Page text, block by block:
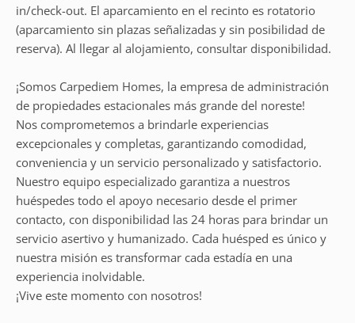
in/check-out. El aparcamiento en el recinto es rotatorio
(aparcamiento sin plazas señalizadas y sin posibilidad de
reserva). Al llegar al alojamiento, consultar disponibilidad.
¡Somos Carpediem Homes, la empresa de administración
de propiedades estacionales más grande del noreste!
Nos comprometemos a brindarle experiencias
excepcionales y completas, garantizando comodidad,
conveniencia y un servicio personalizado y satisfactorio.
Nuestro equipo especializado garantiza a nuestros
huéspedes todo el apoyo necesario desde el primer
contacto, con disponibilidad las 24 horas para brindar un
servicio asertivo y humanizado. Cada huésped es único y
nuestra misión es transformar cada estadía en una
experiencia inolvidable.
¡Vive este momento con nosotros!